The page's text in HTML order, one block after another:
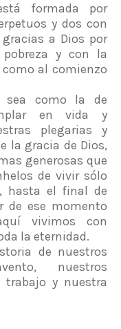
formada por
y dos con
a Dios por
y con la
al comienzo
sea como la de
en vida y
plegarias y
la gracia de Dios,
generosas que
de vivir sólo
hasta el final de
de ese momento
vivimos con
la eternidad.
de nuestros
nuestros
trabajo y nuestra